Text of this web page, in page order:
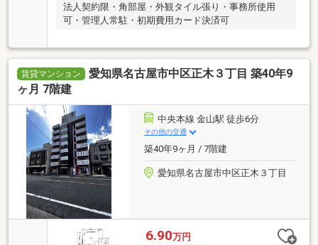
法人契約限・角部屋・外観タイル張り・事務所使用
可・管理人常駐・初期費用カード決済可
賃貸マンション
愛知県名古屋市中区正木３丁目 築40年9
ヶ月 7階建
中央本線 金山駅 徒歩6分
その他の交通
築40年9ヶ月 / 7階建
愛知県名古屋市中区正木３丁目
6.90万円